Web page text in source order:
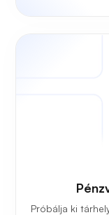
Próbálja ki